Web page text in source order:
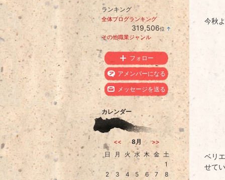
今秋
ベリ
せて
ランキング
全体ブログランキング
319,506位 ↑
ン
キ
ン
グ
上
その他職業ジャンル
フォロー
アメンバーになる
メッセージを送る
カレンダー
<< 8月
>>
日
月 火 水 木 金 土
1
2
3 4 5 6 7
8